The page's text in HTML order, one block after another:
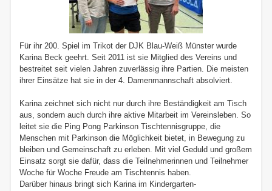
Für ihr 200. Spiel im Trikot der DJK Blau-Weiß Münster wurde
Karina Beck geehrt. Seit 2011 ist sie Mitglied des Vereins und
bestreitet seit vielen Jahren zuverlässig ihre Partien. Die meisten
ihrer Einsätze hat sie in der 4. Damenmannschaft absolviert.
Karina zeichnet sich nicht nur durch ihre Beständigkeit am Tisch
aus, sondern auch durch ihre aktive Mitarbeit im Vereinsleben. So
leitet sie die Ping Pong Parkinson Tischtennisgruppe, die
Menschen mit Parkinson die Möglichkeit bietet, in Bewegung zu
bleiben und Gemeinschaft zu erleben. Mit viel Geduld und großem
Einsatz sorgt sie dafür, dass die Teilnehmerinnen und Teilnehmer
Woche für Woche Freude am Tischtennis haben.
Darüber hinaus bringt sich Karina im Kindergarten-